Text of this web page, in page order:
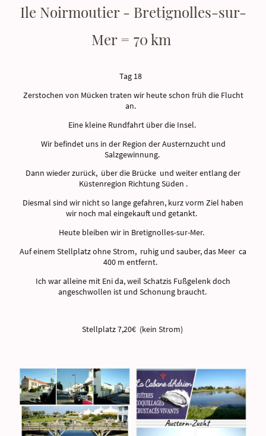
Ile Noirmoutier - Bretignolles-sur-
Mer = 70 km
Tag 18
Zerstochen von Mücken traten wir heute schon früh die Flucht
an.
Eine kleine Rundfahrt über die Insel.
Wir befindet uns in der Region der Austernzucht und
Salzgewinnung.
Dann wieder zurück, über die Brücke und weiter entlang der
Küstenregion Richtung Süden .
Diesmal sind wir nicht so lange gefahren, kurz vorm Ziel haben
wir noch mal eingekauft und getankt.
Heute bleiben wir in Bretignolles-sur-Mer.
Auf einem Stellplatz ohne Strom, ruhig und sauber, das Meer ca
400 m entfernt.
Ich war alleine mit Eni da, weil Schatzis Fußgelenk doch
angeschwollen ist und Schonung braucht.
Stellplatz 7,20€ (kein Strom)